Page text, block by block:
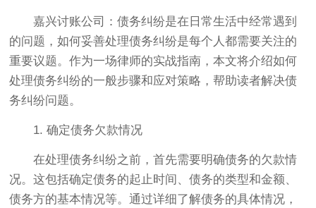
嘉兴讨账公司：债务纠纷是在日常生活中经常遇到
的问题，如何妥善处理债务纠纷是每个人都需要关注的
重要议题。作为一场律师的实战指南，本文将介绍如何
处理债务纠纷的一般步骤和应对策略，帮助读者解决债
务纠纷问题。
1. 确定债务欠款情况
在处理债务纠纷之前，首先需要明确债务的欠款情
况。这包括确定债务的起止时间、债务的类型和金额、
债务方的基本情况等。通过详细了解债务的具体情况，